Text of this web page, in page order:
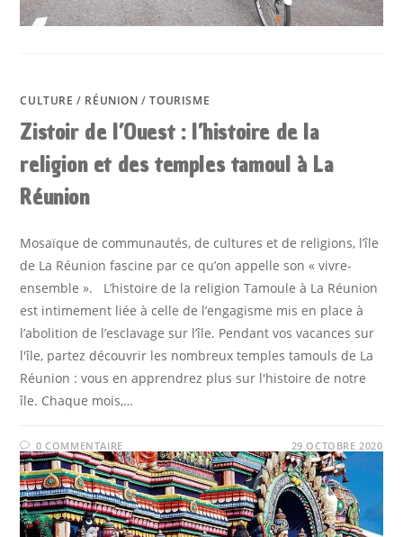
CULTURE / RÉUNION /TOURISME
Zistoir de l’Ouest : l’histoire de la
religion et des temples tamoul à La
Réunion
Mosaïque de communautés, de cultures et de religions, l’île
de La Réunion fascine par ce qu’on appelle son « vivre-
ensemble ». L’histoire de la religion Tamoule à La Réunion
est intimement liée à celle de l’engagisme mis en place à
l’abolition de l’esclavage sur l’île. Pendant vos vacances sur
l'île, partez découvrir les nombreux temples tamouls de La
Réunion : vous en apprendrez plus sur l'histoire de notre
île. Chaque mois,…
0 COMMENTAIRE 29 OCTOBRE 2020